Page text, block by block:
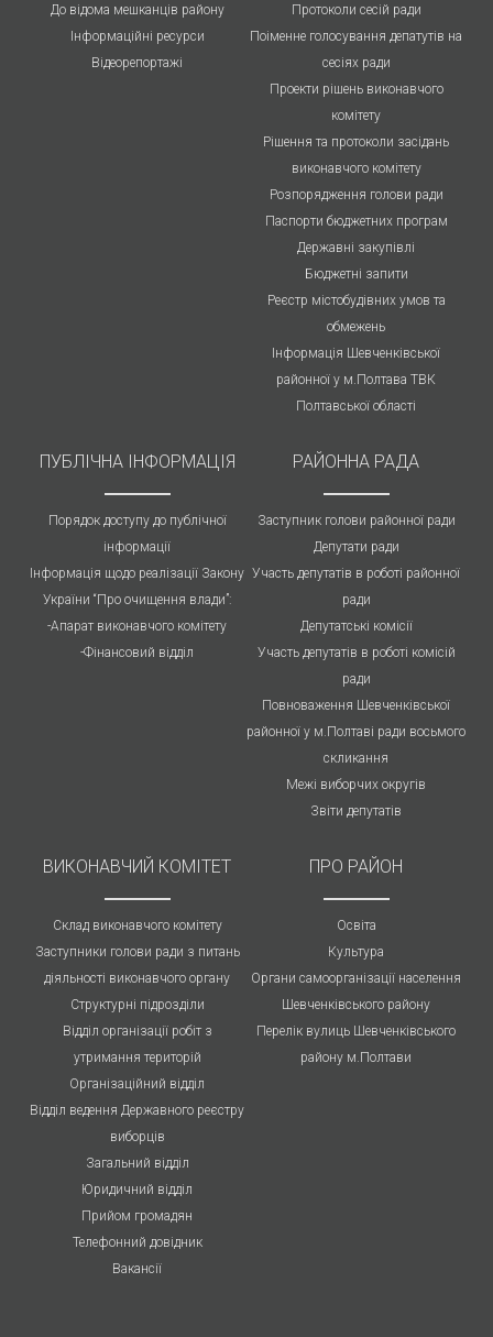
До відома мешканців району
Інформаційні ресурси
Відеорепортажі
Протоколи cесій ради
Поіменне голосування депатутів на
сесіях ради
Проекти рішень виконавчого
комітету
Рішення та протоколи засідань
виконавчого комітету
Розпорядження голови ради
Паспорти бюджетних програм
Державні закупівлі
Бюджетні запити
Реєстр містобудівних умов та
обмежень
Інформація Шевченківської
районної у м.Полтава ТВК
Полтавської області
ПУБЛIЧНА IНФОРМАЦІЯ
Порядок доступу до публічної
інформації
Інформація щодо реалізації Закону
України “Про очищення влади”:
-Апарат виконавчого комітету
-Фінансовий відділ
РАЙОННА РАДА
Заступник голови районної ради
Депутати ради
Участь депутатів в роботі районної
ради
Депутатські комісії
Участь депутатів в роботі комісій
ради
Повноваження Шевченківської
районної у м.Полтаві ради восьмого
скликання
Межі виборчих округів
Звіти депутатів
ВИКОНАВЧИЙ КОМІТЕТ
Склад виконавчого комітету
Заступники голови ради з питань
діяльності виконавчого органу
Структурні підрозділи
Відділ організації робіт з
утримання територій
Організаційний відділ
Відділ ведення Державного реєстру
виборців
Загальний відділ
Юридичний відділ
Прийом громадян
Телефонний довідник
Вакансії
ПРО РАЙОН
Освіта
Культура
Органи самоорганізації населення
Шевченківського району
Перелік вулиць Шевченківського
району м.Полтави